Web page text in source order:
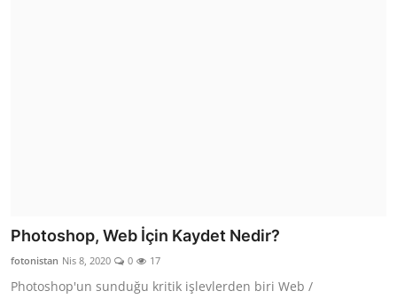
Photoshop, Web İçin Kaydet Nedir?
fotonistan Nis 8, 2020 0 17
Photoshop'un sunduğu kritik işlevlerden biri Web /